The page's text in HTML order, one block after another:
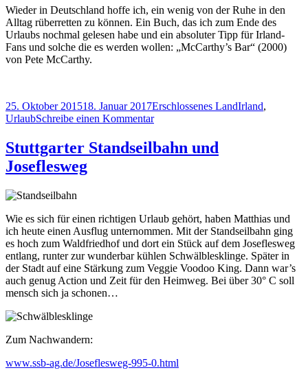
Wieder in Deutschland hoffe ich, ein wenig von der Ruhe in den
Alltag rüberretten zu können. Ein Buch, das ich zum Ende des
Urlaubs nochmal gelesen habe und ein absoluter Tipp für Irland-
Fans und solche die es werden wollen: „McCarthy’s Bar“ (2000)
von Pete McCarthy.
Veröffentlicht
am
25. Oktober 201518. Januar 2017Kategorien
Erschlossenes LandSchlagwörter
Irland,
UrlaubSchreibe einen Kommentarzu
Wochen
in
Stuttgarter Standseilbahn und
Joseflesweg
Wie es sich für einen richtigen Urlaub gehört, haben Matthias und
ich heute einen Ausflug unternommen. Mit der Standseilbahn ging
es hoch zum Waldfriedhof und dort ein Stück auf dem Joseflesweg
entlang, runter zur wunderbar kühlen Schwälblesklinge. Später in
der Stadt auf eine Stärkung zum Veggie Voodoo King. Dann war’s
auch genug Action und Zeit für den Heimweg. Bei über 30° C soll
mensch sich ja schonen…
Zum Nachwandern:
www.ssb-ag.de/Joseflesweg-995-0.html